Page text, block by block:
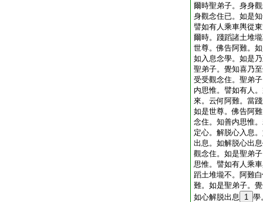
爾時聖弟子。身身
身觀念住已。如是
譬如有人乘車輿從
爾時。踐蹈諸土堆
世尊。佛告阿難。
如入息念學。如是
聖弟子。覺知喜乃
受受觀念住。聖弟
内思惟。譬如有人
來。云何阿難。當
如是世尊。佛告阿
念住。知善内思惟
定心。解脱心入息
出息。如解脱心出
觀念住。如是聖弟
思惟。譬如有人乘
蹈土堆壠不。阿難
難。如是聖弟子。
如心解脱出息
1 學